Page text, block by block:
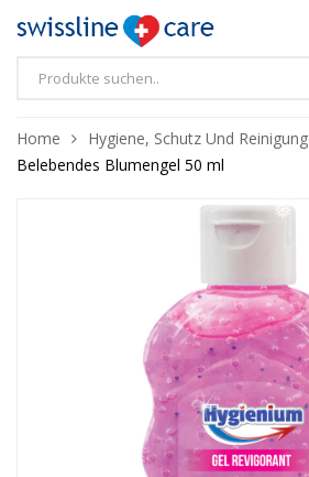
Home Hygiene, Schutz Und Reinigung
Belebendes Blumengel 50 ml
❅
❅